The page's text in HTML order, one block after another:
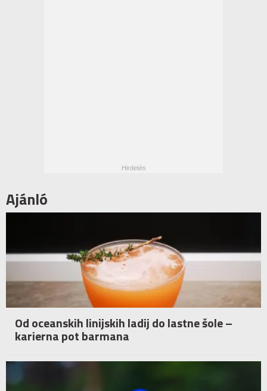
Ajánló
Od oceanskih linijskih ladij do lastne šole –
karierna pot barmana